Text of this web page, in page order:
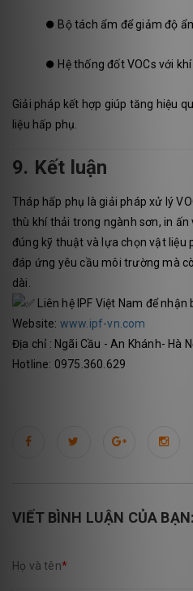
⏺️ Bộ tách ẩm để giảm độ
⏺️ Hệ thống đốt VOCs với
Giải pháp kết hợp giúp tăng hiệu
liệu hấp phụ.
9. Kết luận
Tháp hấp phụ là giải pháp xử lý
thù khí thải trong ngành sơn, in
đúng kỹ thuật và lựa chọn vật liệu
đáp ứng yêu cầu môi trường mà
dài.
Liên hệ IPF Việt Nam để
Website: www.ipf-vn.com
Địa chỉ : Ngãi Cầu - An Khánh- Hà
Hotline: 0975.360.629
VIẾT BÌNH LUẬN CỦA BẠN:
Họ và tên*